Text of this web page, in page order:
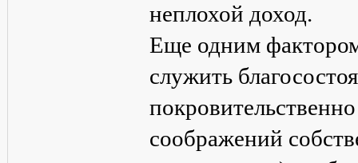
неплохой доход.
Еще одним
служить
соображений